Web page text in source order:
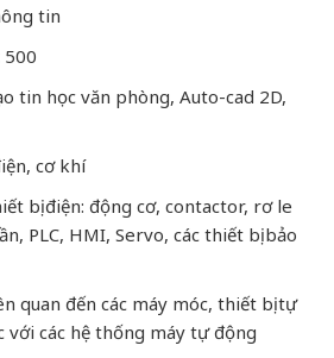
tin
500
tin học văn phòng, Auto-cad 2D,
cơ khí
bị điện: động cơ, contactor, rơ le
PLC, HMI, Servo, các thiết bị bảo
quan đến các máy móc, thiết bị tự
với các hệ thống máy tự động